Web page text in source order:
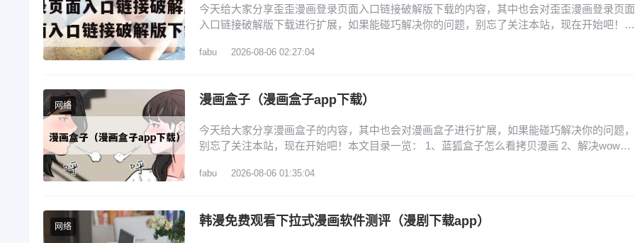
今天给大家分享歪歪漫画登录页面入口链接破解版下载的内容，其中也会对歪歪漫画登录页面
入口链接破解版下载进行扩展，如果能碰巧解决你的问题，别忘了关注本站，现在开始吧！本
歪歪漫画在线登录页面界面在哪里 4、歪歪漫画的登录页面入口在哪里? 5、歪歪漫画登入入
fabu 2026-08-06 02:27:04
网络 漫画盒子（漫画盒子app下载）
今天给大家分享漫画盒子的内容，其中也会对漫画盒子进行扩展，如果能碰巧解决你的问题，
别忘了关注本站，现在开始吧！本文目录一览： 1、蓝狐盒子怎么看拷贝漫画 2、解决wow盒
先打开蓝狐盒子，进入其主页面，在页面中找到并按顺序点击个人、应用管理、安装应用、拷
fabu 2026-08-06 01:35:04
网络 韩漫免费观看下拉式漫画软件测评（漫剧下载app）